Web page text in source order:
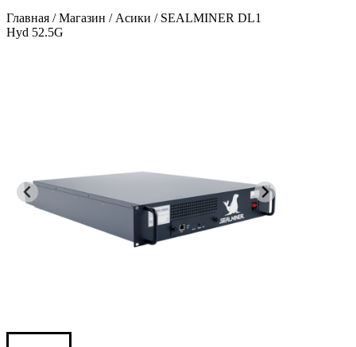
Главная /Магазин / Асики / SEALMINER DL1
Hyd 52.5G